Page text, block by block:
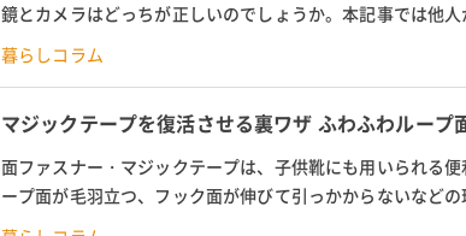
鏡とカメラはどっちが正しいのでしょうか。本記事では他
どっちが正しいのかなどを解説。また記事後半では、...
暮らしコラム
マジックテープを復活させる裏ワザ ふわふわループ
面ファスナー・マジックテープは、子供靴にも用いられる
ープ面が毛羽立つ、フック面が伸びて引っかからないなど
この記事では、面ファスナー・マジックテープの粘着...